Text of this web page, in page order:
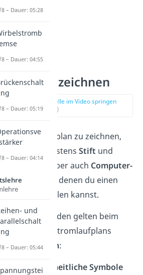
zeichnen
zur Stelle im Video springen
(00:59)
einen Schaltplan zu zeichnen,
du meistens Stift und
. Es gibt aber auch Computer-
, mit denen du einen
erstellen kannst.
beide Methoden gelten beim
eines Stromlaufplans
Regeln:
Benutzeeinheitliche Symbole
– Dauer: 05:28
– Dauer: 04:55
– Dauer: 05:19
– Dauer: 04:14
und
8 – Dauer: 05:44